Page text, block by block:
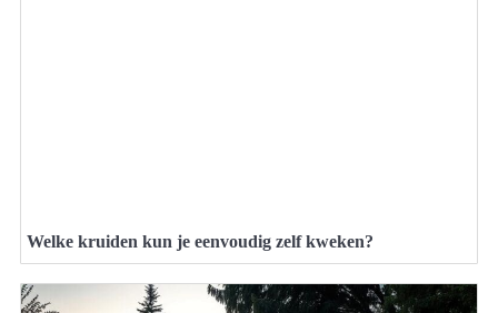
Welke kruiden kun je eenvoudig zelf kweken?